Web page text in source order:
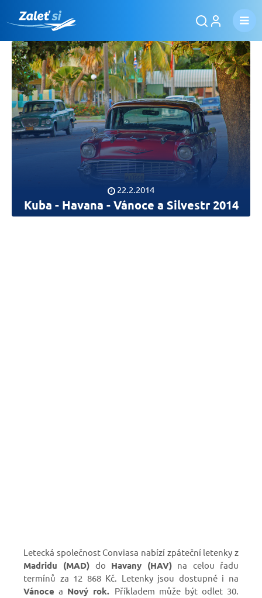
22.2.2014
Kuba - Havana - Vánoce a Silvestr 2014
Letecká společnost Conviasa nabízí zpáteční letenky z
Madridu (MAD) do Havany (HAV) na celou řadu
termínů za 12 868 Kč. Letenky jsou dostupné i na
Vánoce a Nový rok. Příkladem může být odlet 30.